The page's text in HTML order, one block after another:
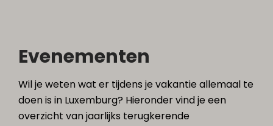
Evenementen
Wil je weten wat er tijdens je vakantie allemaal te
doen is in Luxemburg? Hieronder vind je een
overzicht van jaarlijks terugkerende